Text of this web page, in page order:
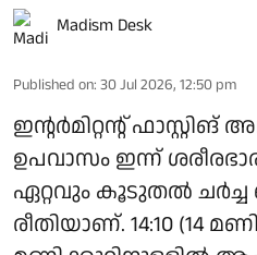
Madism Desk
Published on: 30 Jul 2026, 12:50 pm
ഇന്റര്‍മിറ്റന്റ് ഫാസ്റ്റിങ്
ഉപവാസം ഇന്ന്
ഏറ്റവും കൂടുതല്‍ ചര്‍ച്ച
രീതിയാണ്. 14:10 (14